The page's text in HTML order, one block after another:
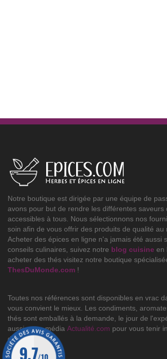
Notre boutique est dirigée par une équipe de
avons pour but de rendre les différentes saveurs
accessibles à tous. Nous sélectionnons nos
soin afin de vous offrir des produits de qualité au
Acheter des épices en ligne n'a jamais été aussi
conseils culinaires, suivez notre blog cuisine en
acheter des thés visitez notre boutique
ThesDuMonde.com !
Toutes nos références sont disponibles en vrac
vous convient le mieux. Les condiments,
thés sont emballés à la demande, le jour de
aussi notre média Actualité.com pour vous tenir
du jour.
9.7